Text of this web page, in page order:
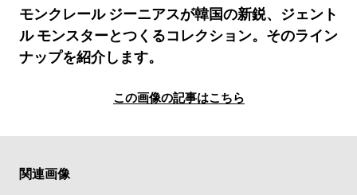
#路地裏てぃーん。 #MONTHLY JOURNAL
#GH 銘品の所以 #フイナムのYouTube
#FOCUS IT
#FASHION #MUSIC
モンクレール ジーニアスが韓国の新鋭、ジェント
ル モンスターとつくるコレクション。そのライン
ナップを紹介します。
この画像の記事はこちら
関連画像